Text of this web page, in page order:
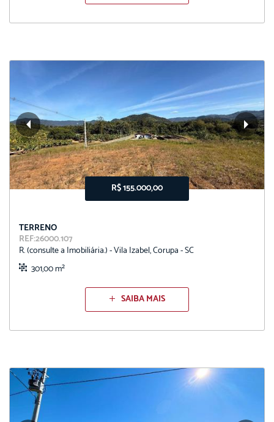
TERRENO
REF:26000.107
R. (consulte a Imobiliária.) - Vila Izabel, Corupa - SC
301,00 m²
R$ 155.000,00
SAIBA MAIS